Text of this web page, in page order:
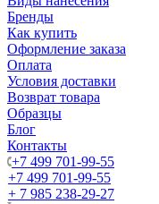
Бренды
Как купить
Оформление заказа
Оплата
Условия доставки
Возврат товара
Образцы
Блог
Контакты
+7 499 701-99-55
+7 499 701-99-55
+ 7 985 238-29-27